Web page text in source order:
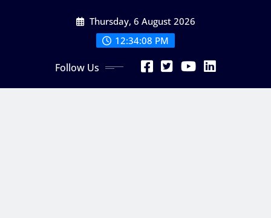
Thursday, 6 August 2026
12:34:08 PM
Follow Us